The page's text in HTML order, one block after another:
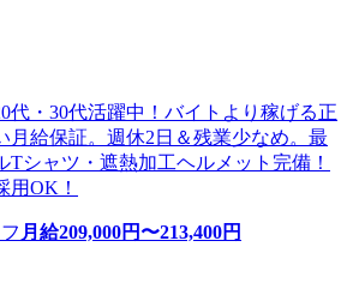
代・30代活躍中！バイトより稼げる正
給保証。週休2日＆残業少なめ。最
Tシャツ・遮熱加工ヘルメット完備！
用OK！
月給209,000円〜213,400円